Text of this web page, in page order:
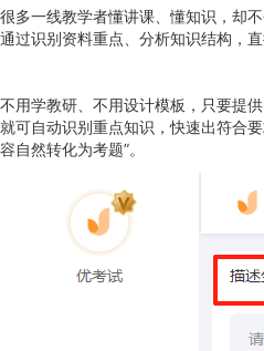
很多一线教学者懂讲课、懂知识，却不
通过识别资料重点、分析知识结构，直
不用学教研、不用设计模板，只要提
就可自动识别重点知识，快速出符合
容自然转化为考题”。